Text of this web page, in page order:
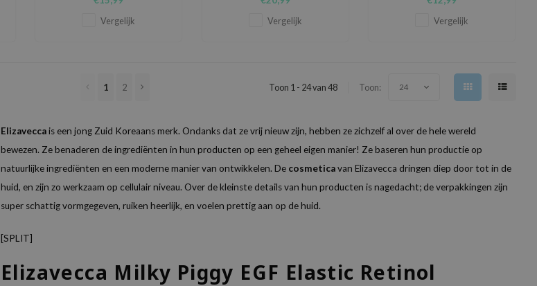
thee-extract.
Vergelijk Vergelijk Vergelijk
1 2 Toon 1 - 24 van 48 Toon: 24
Elizaveccais een jong Zuid Koreaans merk. Ondanks dat ze vrij nieuw zijn, hebben ze zichzelf al over de hele wereld
bewezen. Ze benaderen de ingrediënten in hun producten op een geheel eigen manier! Ze baseren hun productie op
natuurlijke ingrediënten en een moderne manier van ontwikkelen. De cosmeticavan Elizavecca dringen diep door tot in de
huid, en zijn zo werkzaam op cellulair niveau. Over de kleinste details van hun producten is nagedacht; de verpakkingen zijn
super schattig vormgegeven, ruiken heerlijk, en voelen prettig aan op de huid.
[SPLIT]
Elizavecca Milky Piggy EGF Elastic Retinol